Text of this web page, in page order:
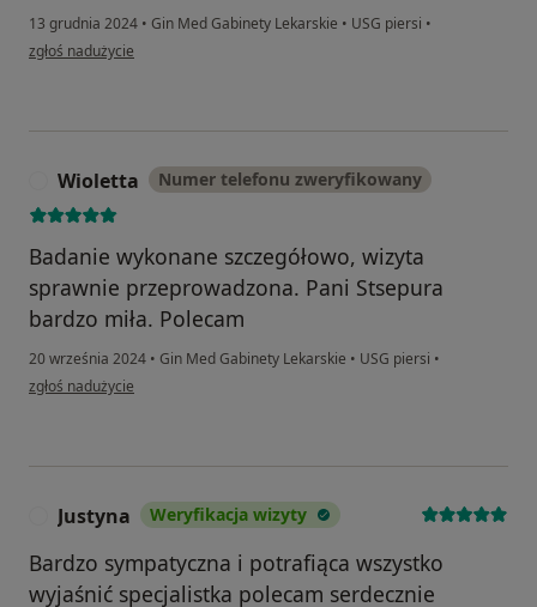
13 grudnia 2024 • Gin Med Gabinety Lekarskie • USG piersi •
w opinii użytkownika MG
zgłoś nadużycie
Wioletta Numer telefonu zweryfikowany
Badanie wykonane szczegółowo, wizyta
sprawnie przeprowadzona. Pani Stsepura
bardzo miła. Polecam
20 września 2024 • Gin Med Gabinety Lekarskie • USG piersi •
w opinii użytkownika Wioletta
zgłoś nadużycie
Justyna Weryfikacja wizyty
Bardzo sympatyczna i potrafiąca wszystko
wyjaśnić specjalistka polecam serdecznie